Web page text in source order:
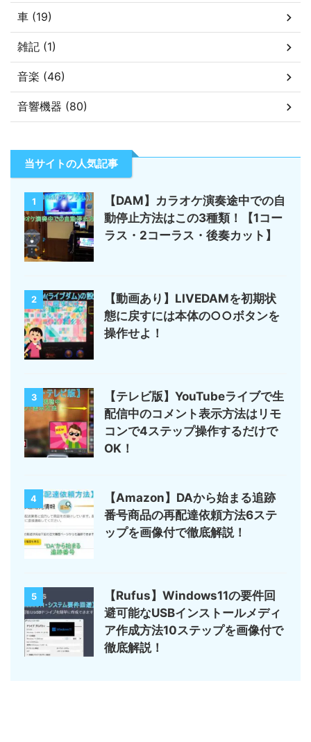
車 (19)
雑記 (1)
音楽 (46)
音響機器 (80)
当サイトの人気記事
1
【DAM】カラオケ演奏途中での自
動停止方法はこの3種類！【1コー
ラス・2コーラス・後奏カット】
2
【動画あり】LIVEDAMを初期状
態に戻すには本体の○○ボタンを
操作せよ！
3
【テレビ版】YouTubeライブで生
配信中のコメント表示方法はリモ
コンで4ステップ操作するだけで
OK！
4
【Amazon】DAから始まる追跡
番号商品の再配達依頼方法6ステ
ップを画像付で徹底解説！
5
【Rufus】Windows11の要件回
避可能なUSBインストールメディ
ア作成方法10ステップを画像付で
徹底解説！